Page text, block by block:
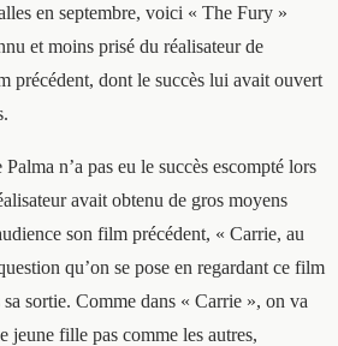
en septembre, voici « The Fury »
et moins prisé du réalisateur de
précédent, dont le succès lui avait ouvert
n’a pas eu le succès escompté lors
avait obtenu de gros moyens
son film précédent, « Carrie, au
qu’on se pose en regardant ce film
sortie. Comme dans « Carrie », on va
jeune fille pas comme les autres,